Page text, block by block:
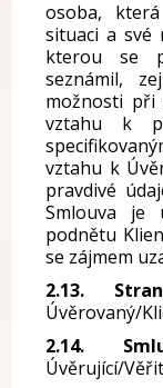
osoba,
situaci a své
kterou se
seznámil,
možnosti při
vztahu k
vztahu k
pravdivé
Smlouva je
podnětu
se zájmem
2.13.
Úvěrovaný/
2.14.
Úvěrující/